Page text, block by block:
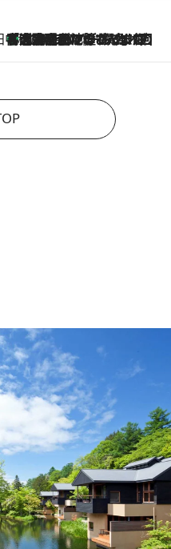
中稲の勝手に再ブーム
2026.8.7
「湘南乃風に憧れて」観客大盛上がりの“タオル回し”に、ラッパー顔負けの高速歌唱まで…さだまさし（74）のアグレッシブすぎる現在地